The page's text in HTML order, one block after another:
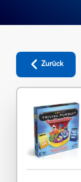
Zurück